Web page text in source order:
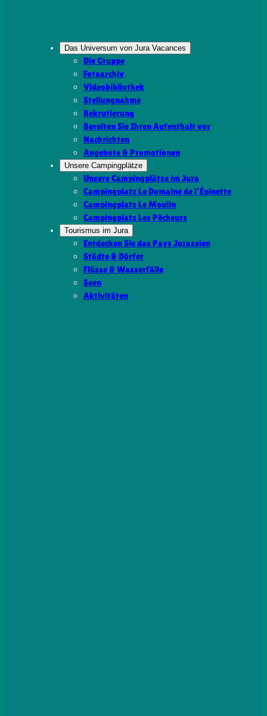
Das Universum von Jura Vacances
Die Gruppe
Fotoarchiv
Videobibliothek
Stellungnahme
Rekrutierung
Bereiten Sie Ihren Aufenthalt vor
Nachrichten
Angebote & Promotionen
Unsere Campingplätze
Unsere Campingplätze im Jura
Campingplatz Le Domaine de l’Épinette
Campingplatz Le Moulin
Campingplatz Les Pêcheurs
Tourismus im Jura
Entdecken Sie das Pays Jurassien
Städte & Dörfer
Flüsse & Wasserfälle
Seen
Aktivitäten